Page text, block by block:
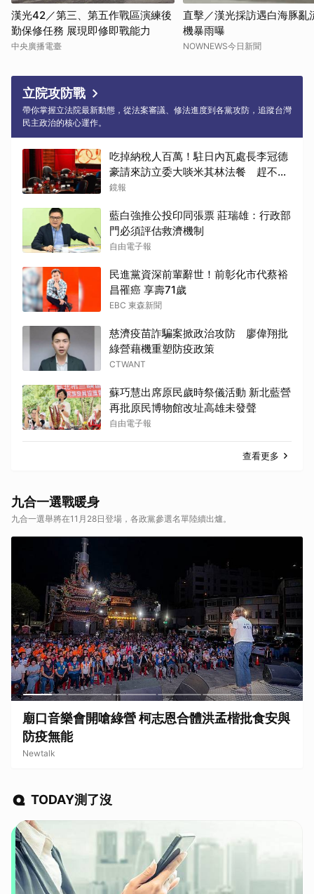
漢光42／第三、第五作戰區演練後
勤保修任務 展現即修即戰能力
中央廣播電臺
直擊／漢光採訪遇白海豚亂
機暴雨曝
NOWNEWS今日新聞
立院攻防戰
帶你掌握立法院最新動態，從法案審議、修法進度到各黨攻防，追蹤台灣
民主政治的核心運作。
吃掉納稅人百萬！駐日內瓦處長李冠德
豪請來訪立委大啖米其林法餐 趕不上
飛機重買商務艙全民買單
鏡報
藍白強推公投印同張票 莊瑞雄：行政部
門必須評估救濟機制
自由電子報
民進黨資深前輩辭世！前彰化市代蔡裕
昌罹癌 享壽71歲
EBC 東森新聞
慈濟疫苗詐騙案掀政治攻防 廖偉翔批
綠營藉機重塑防疫政策
CTWANT
蘇巧慧出席原民歲時祭儀活動 新北藍營
再批原民博物館改址高雄未發聲
自由電子報
查看更多
九合一選戰暖身
九合一選舉將在11月28日登場，各政黨參選名單陸續出爐。
楷批食安與
綠營有望翻轉台東？陳瑩自爆曾被「饒
TODAY測了沒